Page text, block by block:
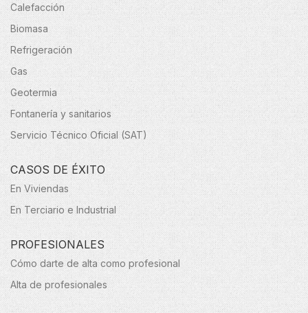
Calefacción
Biomasa
Refrigeración
Gas
Geotermia
Fontanería y sanitarios
Servicio Técnico Oficial (SAT)
CASOS DE ÉXITO
En Viviendas
En Terciario e Industrial
PROFESIONALES
Cómo darte de alta como profesional
Alta de profesionales